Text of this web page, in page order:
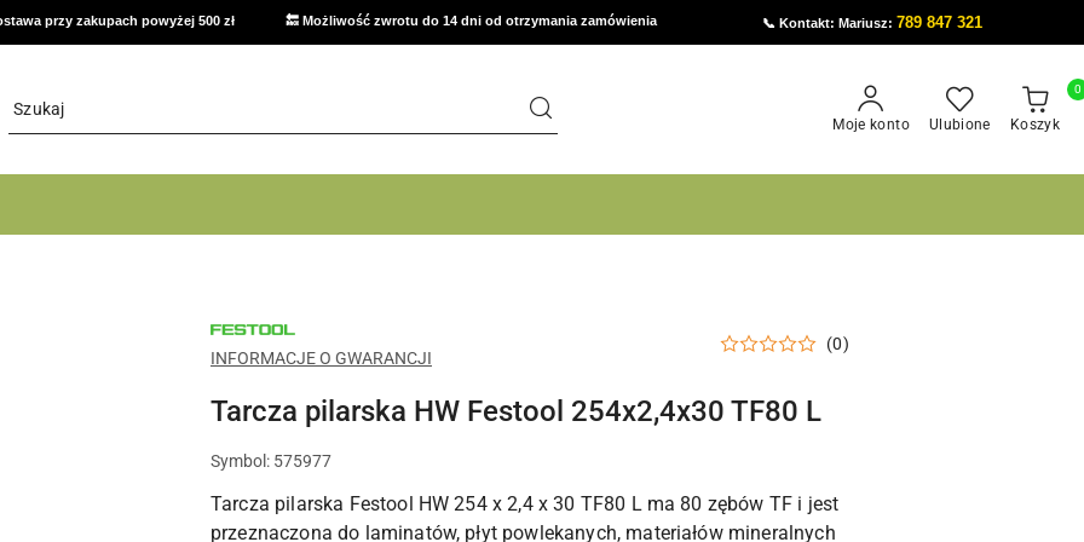
przy zakupach powyżej 500 zł 🔙 Możliwość zwrotu do 14 dni od otrzymania zamówienia 📞 Kontakt: Mariusz:789 847 321
Moje konto Ulubione Koszyk
0
NARZĘDZIA
FESTOOL
DO
WARSZTATU,
I
PRAC
INFORMACJE O GWARANCJI
(0)
Tarcza pilarska HW Festool 254x2,4x30 TF80 L
Symbol: 575977
Tarcza pilarska Festool HW 254 x 2,4 x 30 TF80 L ma 80 zębów TF i jest
przeznaczona do laminatów, płyt powlekanych, materiałów mineralnych